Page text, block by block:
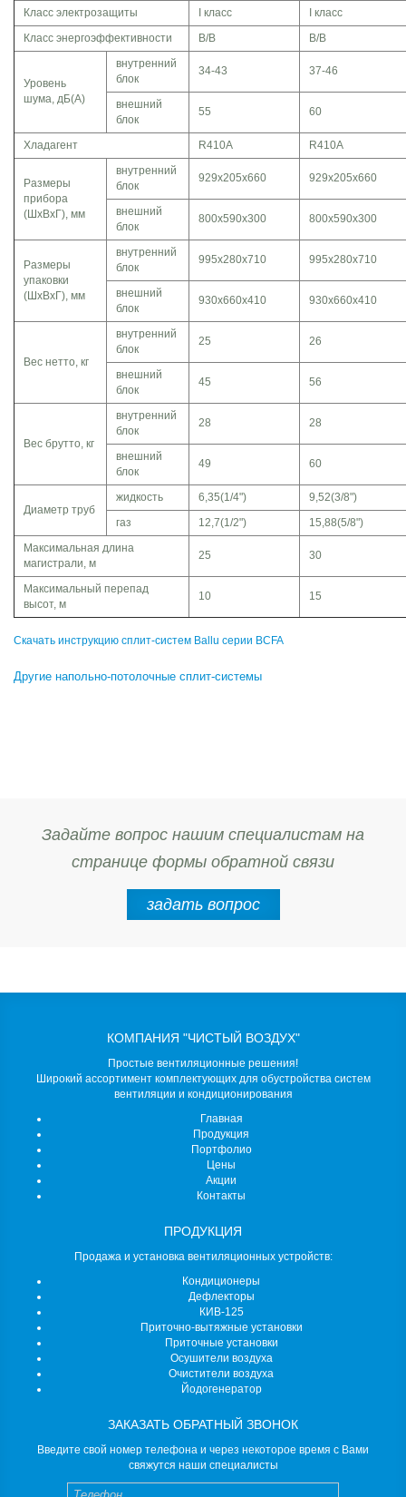
Класс электрозащиты I класс
I класс
Класс энергоэффективности
B/B B/B
Уровень
шума, дБ(А)
внутренний
блок
34­-43 37-­46
внешний
блок
55 60
Хладагент R410A R410A
Размеры
прибора
(ШхВхГ), мм
внутренний
блок
929x205x660 929x205x660
внешний
блок
800x590x300 800x590x300
Размеры
упаковки
(ШхВхГ), мм
внутренний
блок
995x280x710 995x280x710
внешний
блок
930x660x410 930x660x410
Вес нетто, кг
внутренний
блок
25 26
внешний
блок
45 56
Вес брутто, кг
внутренний
блок
28 28
внешний
блок
49 60
Диаметр труб
жидкость 6,35(1/4")
9,52(3/8")
газ
12,7(1/2")
15,88(5/8")
Максимальная длина
магистрали, м
25 30
Максимальный перепад
высот, м
10 15
Скачать инструкцию сплит-систем Ballu серии BCFA
Другие напольно-потолочные сплит-системы
Задайте вопрос нашим специалистам на
странице формы обратной связи
задать вопрос
КОМПАНИЯ "ЧИСТЫЙ ВОЗДУХ"
Простые вентиляционные решения!
Широкий ассортимент комплектующих для обустройства систем
вентиляции и кондиционирования
Главная
Продукция
Портфолио
Цены
Акции
Контакты
ПРОДУКЦИЯ
Продажа и установка вентиляционных устройств:
Кондиционеры
Дефлекторы
КИВ-125
Приточно-вытяжные установки
Приточные установки
Осушители воздуха
Очистители воздуха
Йодогенератор
ЗАКАЗАТЬ ОБРАТНЫЙ ЗВОНОК
Введите свой номер телефона и через некоторое время с Вами
свяжутся наши специалисты
Телефон